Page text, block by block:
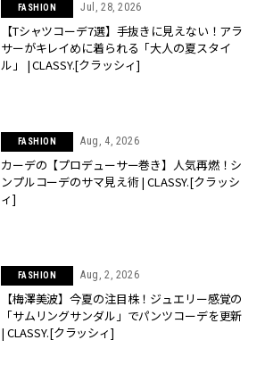
FASHION Jul, 28, 2026
【Tシャツコーデ7選】手抜きに見えない！アラ
サーがキレイめに着られる「大人の夏スタイ
ル」 | CLASSY.[クラッシィ]
FASHION Aug, 4, 2026
カーデの【プロデューサー巻き】人気再燃！シ
ンプルコーデのサマ見え術 | CLASSY.[クラッシ
ィ]
FASHION Aug, 2, 2026
【梅澤美波】今夏の注目株！ジュエリー感覚の
「サムリングサンダル」でパンツコーデを更新
| CLASSY.[クラッシィ]